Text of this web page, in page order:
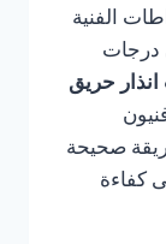
الفنية
درجات
حريق
صحيحة
كفاءة